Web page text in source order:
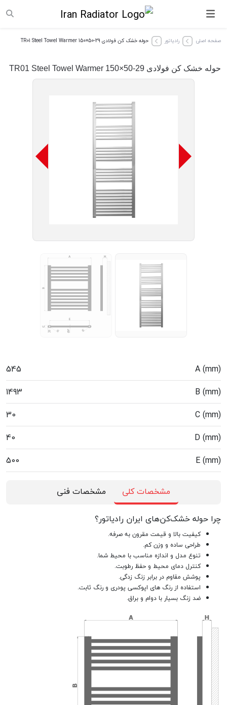
صفحه اصلی رادیاتور حوله خشک کن فولادی TR01 Steel Towel Warmer 150×50-29
حوله خشک کن فولادی TR01 Steel Towel Warmer 150×50-29
A (mm)
545
B (mm)
1493
C (mm)
30
D (mm)
40
E (mm)
500
مشخصات کلی
مشخصات فنی
چرا حوله خشک‌کن‌های ایران رادیاتور؟
کیفیت بالا و قیمت مقرون به صرفه.
طراحی ساده و وزن کم.
تنوع مدل و اندازه مناسب با محیط شما.
کنترل دمای محیط و حفظ رطوبت.
پوشش مقاوم در برابر زنگ زدگی.
استفاده از رنگ های اپوکسی پودری و رنگ ثابت.
ضد زنگ بسیار با دوام و براق.